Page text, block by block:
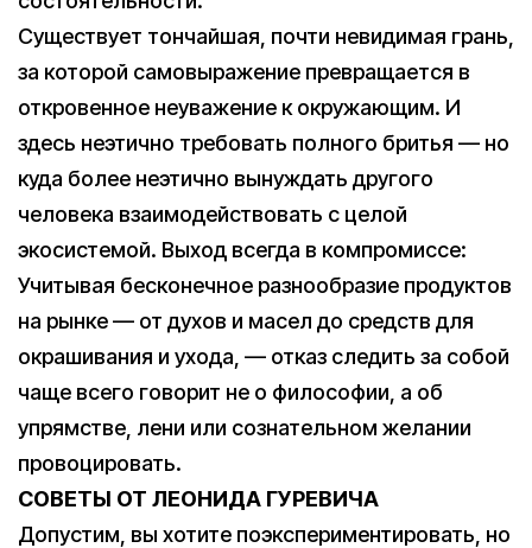
Существует тончайшая, почти невидимая грань,
за которой самовыражение превращается в
откровенное неуважение к окружающим. И
здесь неэтично требовать полного бритья — но
куда более неэтично вынуждать другого
человека взаимодействовать с целой
экосистемой. Выход всегда в компромиссе:
Учитывая бесконечное разнообразие продуктов
на рынке — от духов и масел до средств для
окрашивания и ухода, — отказ следить за собой
чаще всего говорит не о философии, а об
упрямстве, лени или сознательном желании
провоцировать.
СОВЕТЫ ОТ ЛЕОНИДА ГУРЕВИЧА
Допустим, вы хотите поэкспериментировать, но